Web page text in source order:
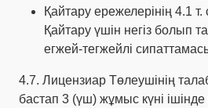
Қайтару ережелерінің 4.1
Қайтару үшін негіз болып
егжей-тегжейлі
4.7. Лицензиар Төлеушінің
бастап 3 (үш) жұмыс күні